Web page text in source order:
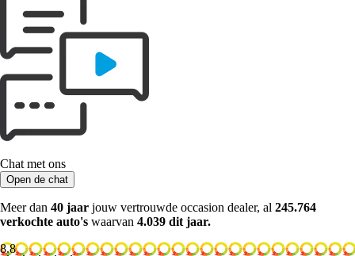
Chat met ons
Open de chat
Meer dan 40 jaar jouw vertrouwde occasion dealer, al 245.764
verkochte auto's waarvan 4.039 dit jaar.
8.8